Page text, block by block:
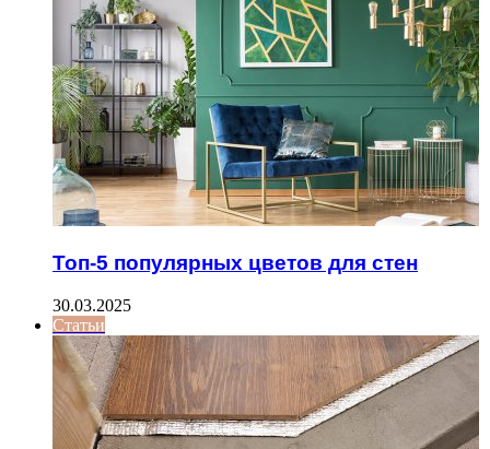
Топ-5 популярных цветов для стен
30.03.2025
Статьи